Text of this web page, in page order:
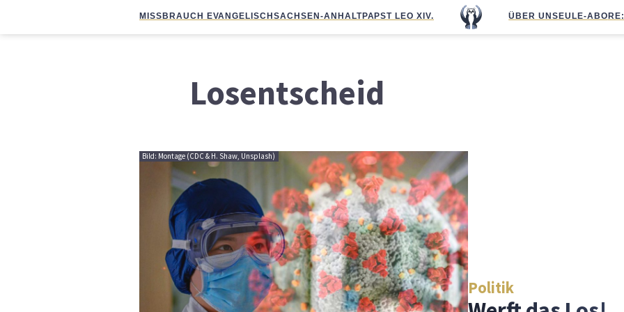
MISSBRAUCH EVANGELISCHSACHSEN-ANHALTPAPST LEO XIV. ÜBER UNS EULE-ABO
Losentscheid
Bild: Montage (CDC & H. Shaw, Unsplash)
Politik